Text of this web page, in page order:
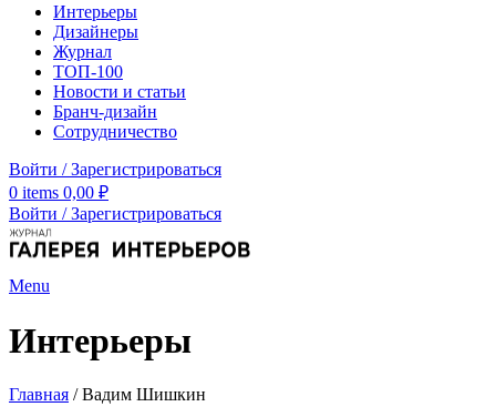
Интерьеры
Дизайнеры
Журнал
ТОП-100
Новости и статьи
Бранч-дизайн
Сотрудничество
Войти / Зарегистрироваться
0 items 0,00 ₽
Войти / Зарегистрироваться
Menu
Интерьеры
Главная /Вадим Шишкин